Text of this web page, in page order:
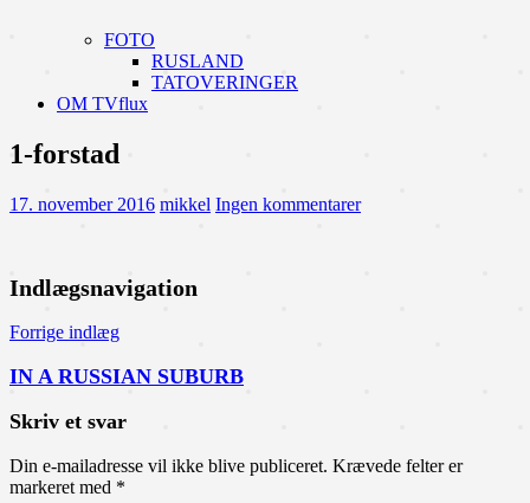
FOTO
RUSLAND
TATOVERINGER
OM TVflux
1-forstad
17. november 2016 mikkel Ingen kommentarer
Indlægsnavigation
Forrige indlæg
IN A RUSSIAN SUBURB
Skriv et svar
Din e-mailadresse vil ikke blive publiceret. Krævede felter er
markeret med *